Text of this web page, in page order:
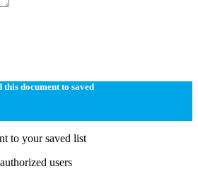
this document to saved
to your saved list
users